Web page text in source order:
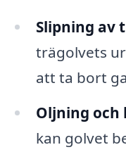
Slipning av
trägolvets
att ta bort
Oljning och
kan golvet